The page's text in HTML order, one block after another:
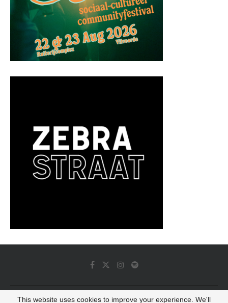
© 2022 - Luminous Dash All Rights Reserved
This website uses cookies to improve your experience. We'll